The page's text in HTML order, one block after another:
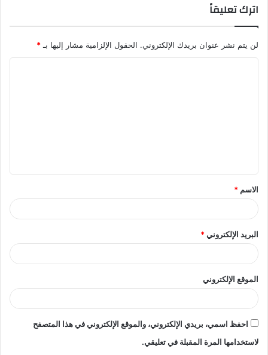
اترك تعليقاً
لن يتم نشر عنوان بريدك الإلكتروني. الحقول الإلزامية مشار إليها بـ*
ق
*
الاسم *
البريد الإلكتروني*
الموقع الإلكتروني
احفظ اسمي، بريدي الإلكتروني، والموقع الإلكتروني في هذا المتصفح
لاستخدامها المرة المقبلة في تعليقي.